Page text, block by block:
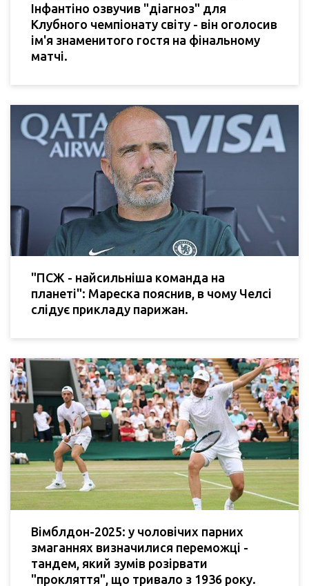
Інфантіно озвучив "діагноз" для
Клубного чемпіонату світу - він оголосив
ім'я знаменитого гостя на фінальному
матчі.
"ПСЖ - найсильніша команда на
планеті": Мареска пояснив, в чому Челсі
слідує прикладу парижан.
Вімблдон-2025: у чоловічих парних
змаганнях визначилися переможці -
тандем, який зумів розірвати
"прокляття", що тривало з 1936 року.